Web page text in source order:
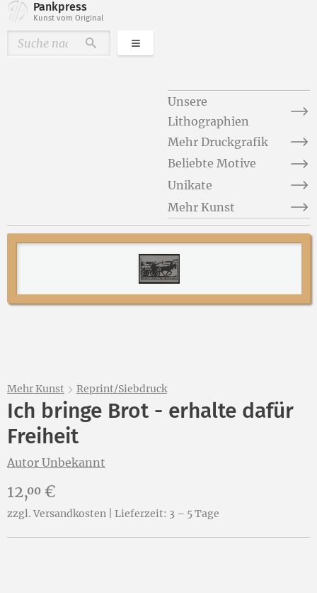
Pankpress
Kunst vom Original
DurchsuchenKategorien
Unsere
Lithographien
Mehr Druckgrafik
Beliebte Motive
Unikate
Mehr Kunst
Mehr Kunst Reprint/Siebdruck
Ich bringe Brot - erhalte dafür
Freiheit
Autor Unbekannt
Preis:
12,00 €
zzgl. Versandkosten | Lieferzeit: 3 – 5 Tage